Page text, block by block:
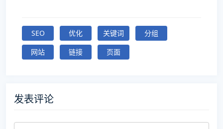
SEO 优化 关键词
分组
网站
链接 页面
发表评论